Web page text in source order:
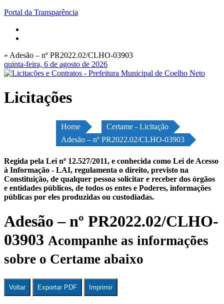
Portal da Transparência
» Adesão – nº PR2022.02/CLHO-03903
quinta-feira, 6 de agosto de 2026
Licitações
Home
Certame - Licitação
Adesão – nº PR2022.02/CLHO-03903
Regida pela Lei nº 12.527/2011, e conhecida como Lei de Acesso
à Informação - LAI, regulamenta o direito, previsto na
Constituição, de qualquer pessoa solicitar e receber dos órgãos
e entidades públicos, de todos os entes e Poderes, informações
públicas por eles produzidas ou custodiadas.
Adesão – nº PR2022.02/CLHO-
03903 Acompanhe as informações
sobre o Certame abaixo
Voltar Exportar PDF Imprimir